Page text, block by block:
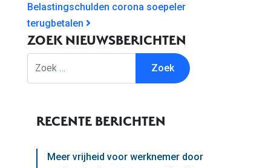
Belastingschulden corona soepeler
terugbetalen
ZOEK NIEUWSBERICHTEN
RECENTE BERICHTEN
Meer vrijheid voor werknemer door